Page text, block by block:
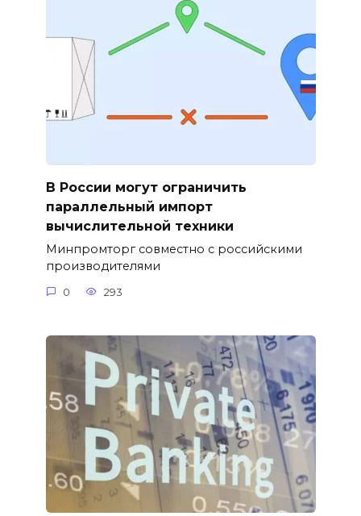
В России могут ограничить
параллельный импорт
вычислительной техники
Минпромторг совместно с российскими
производителями
0 293